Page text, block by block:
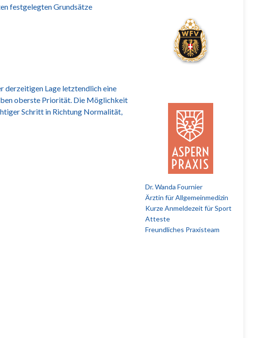
festgelegten Grundsätze
derzeitigen Lage letztendlich eine
oberste Priorität. Die Möglichkeit
Schritt in Richtung Normalität,
Dr. Wanda Fournier
Ärztin für Allgemeinmedizin
Kurze Anmeldezeit für Sport
Atteste
Freundliches Praxisteam